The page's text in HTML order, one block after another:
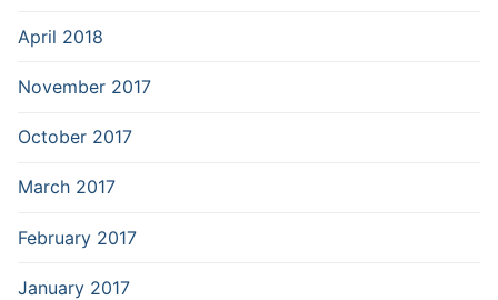
April 2018
November 2017
October 2017
March 2017
February 2017
January 2017